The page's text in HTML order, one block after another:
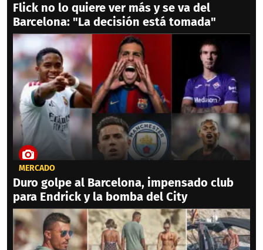
Flick no lo quiere ver más y se va del
Barcelona: "La decisión está tomada"
MERCADO
Duro golpe al Barcelona, impensado club
para Endrick y la bomba del City